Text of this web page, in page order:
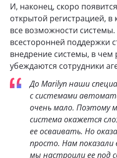
И, наконец, скоро
открытой регистрацией,
все возможности системы.
всесторонней поддержки
внедрение системы, в чем
убеждаются сотрудники
До Marilyn наши
с системами
очень мало. Поэтому
система окажется
ее осваивать. Но
просто. Нам
мы настроили ее под